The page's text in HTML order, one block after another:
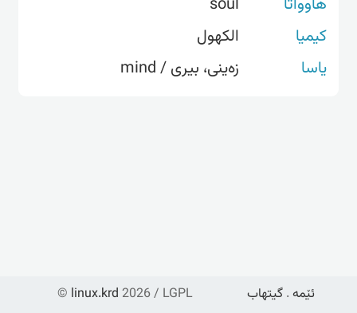
کیمیا
الکهول
یاسا
زەینی، بیری / mind
© linux.krd 2026 / LGPL ئێمە . گیتهاب